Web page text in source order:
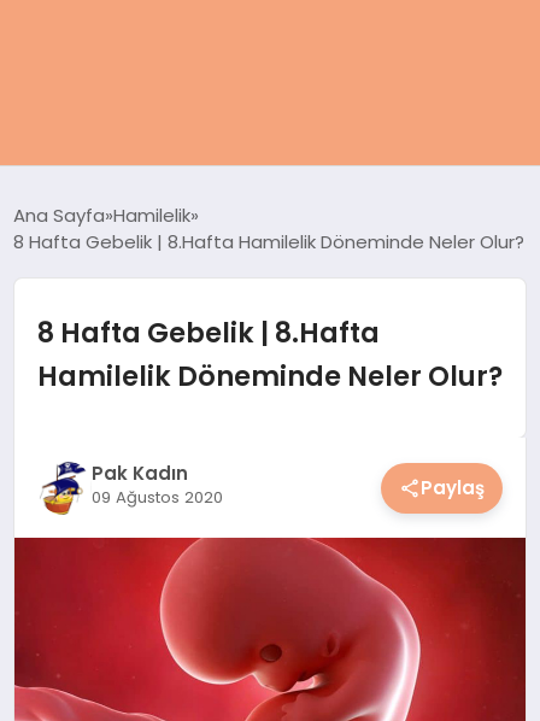
SAĞLIK
MAGAZIN
YAŞAM
HESAPLAMALAR
Ana Sayfa Hamilelik
8 Hafta Gebelik | 8.Hafta Hamilelik Döneminde Neler Olur?
8 Hafta Gebelik | 8.Hafta
Hamilelik Döneminde Neler Olur?
Pak Kadın
09 Ağustos 2020 Paylaş